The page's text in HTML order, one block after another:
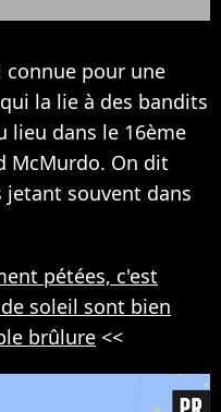
connue pour une
la lie à des bandits
lieu dans le 16ème
McMurdo. On dit
jetant souvent dans
pétées, c'est
soleil sont bien
brûlure <<